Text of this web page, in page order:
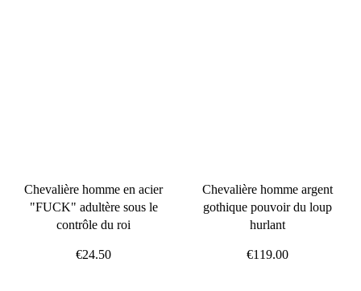
Chevalière homme en acier
"FUCK" adultère sous le
contrôle du roi
€24.50
Chevalière homme argent
gothique pouvoir du loup
hurlant
€119.00